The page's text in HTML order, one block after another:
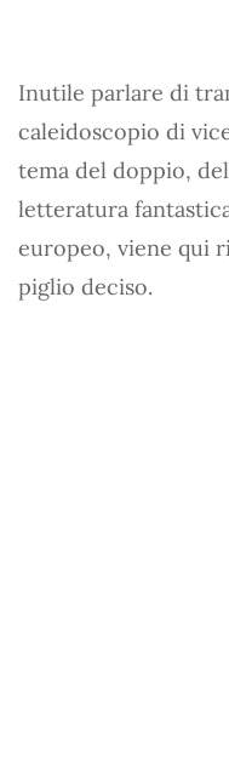
Inutile parlare di
caleidoscopio di
tema del doppio,
letteratura
europeo, viene qui
piglio deciso.